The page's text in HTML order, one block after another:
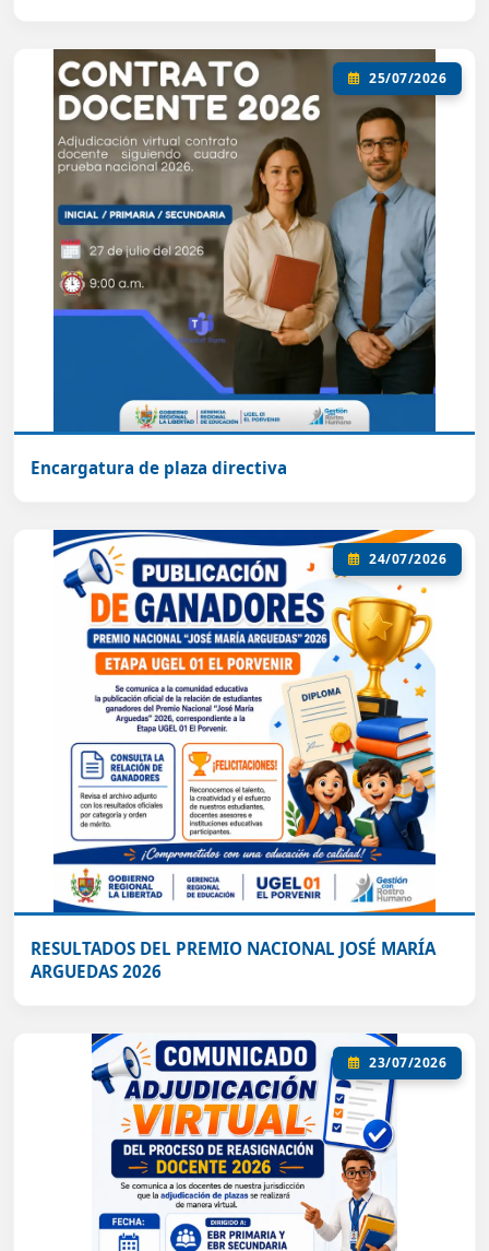
25/07/2026
Encargatura de plaza directiva
24/07/2026
RESULTADOS DEL PREMIO NACIONAL JOSÉ MARÍA
ARGUEDAS 2026
23/07/2026